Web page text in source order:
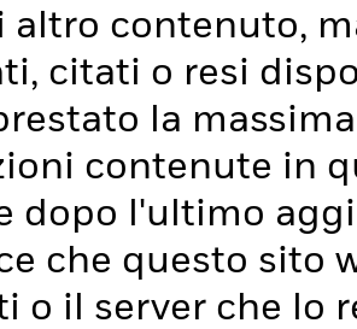
altro contenuto,
citati o resi
la
contenute in
dopo l'ultimo
che questo sito
o il server che lo